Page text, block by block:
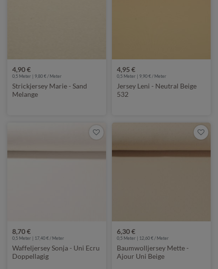
4,90 €
0,5 Meter | 9,80 € / Meter
Strickjersey Marie - Sand
Melange
4,95 €
0,5 Meter | 9,90 € / Meter
Jersey Leni - Neutral Beige
532
8,70 €
0,5 Meter | 17,40 € / Meter
Waffeljersey Sonja - Uni Ecru
Doppellagig
6,30 €
0,5 Meter | 12,60 € / Meter
Baumwolljersey Mette -
Ajour Uni Beige